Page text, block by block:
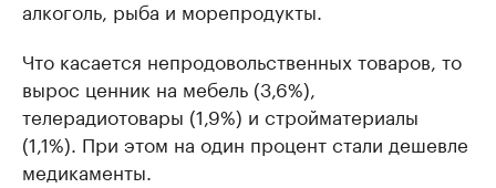
алкоголь, рыба и морепродукты.
Что касается непродовольственных товаров, то
вырос ценник на мебель (3,6%),
телерадиотовары (1,9%) и стройматериалы
(1,1%). При этом на один процент стали дешевле
медикаменты.